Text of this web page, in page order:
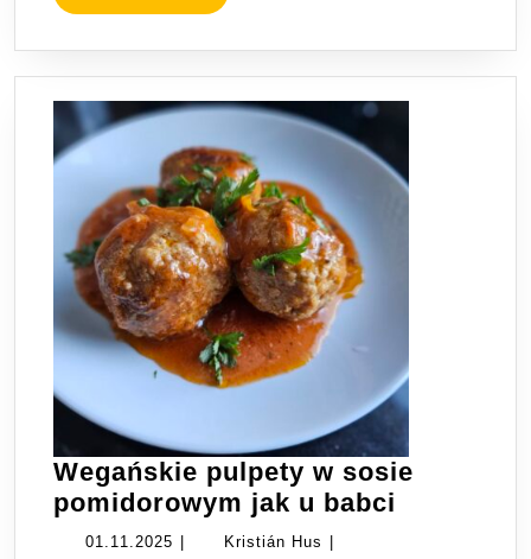
WIĘCEJ
Wegańskie pulpety w sosie
pomidorowym jak u babci
01.11.2025 01.11.2025Kristián Hus Kristián